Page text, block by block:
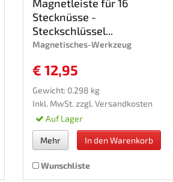
Magnetleiste für 16
Stecknüsse -
Steckschlüssel...
Magnetisches-Werkzeug
€ 12,95
Gewicht: 0.298 kg
Inkl. MwSt. zzgl. Versandkosten
Auf Lager
Mehr In den Warenkorb
Wunschliste